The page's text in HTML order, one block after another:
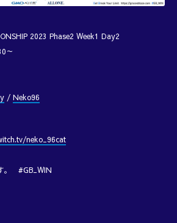
2023 Phase2 Week1 Day2
～
/ Neko96
neko_96cat
。 #GB_WIN